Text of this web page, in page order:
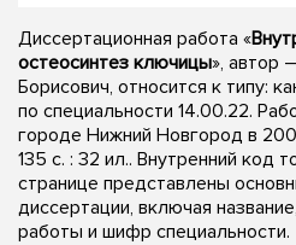
Диссертационная работа «
остеосинтез ключицы», автор
Борисович, относится к типу:
по специальности 14.00.22.
городе Нижний Новгород в
135 с. : 32 ил.. Внутренний код
странице представлены
диссертации, включая
работы и шифр специальности.